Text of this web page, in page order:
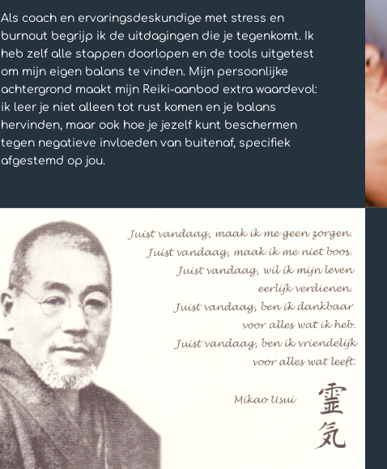
Als coach en ervaringsdeskundige met stress en
burnout begrijp ik de uitdagingen die je tegenkomt. Ik
heb zelf alle stappen doorlopen en de tools uitgetest
om mijn eigen balans te vinden. Mijn persoonlijke
achtergrond maakt mijn Reiki-aanbod extra waardevol:
ik leer je niet alleen tot rust komen en je balans
hervinden, maar ook hoe je jezelf kunt beschermen
tegen negatieve invloeden van buitenaf, specifiek
afgestemd op jou.